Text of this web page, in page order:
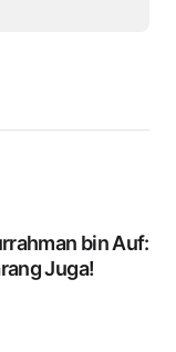
bin Auf:
Juga!